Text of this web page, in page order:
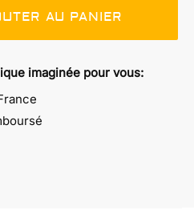
AU PANIER
imaginée pour vous: